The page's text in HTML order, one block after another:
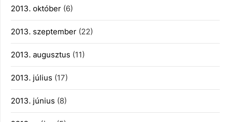
2013. október (6)
2013. szeptember (22)
2013. augusztus (11)
2013. július (17)
2013. június (8)